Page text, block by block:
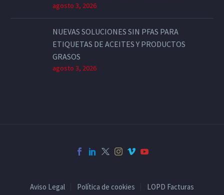
agosto 3, 2026
NUEVAS SOLUCIONES SIN PFAS PARA
ETIQUETAS DE ACEITES Y PRODUCTOS
GRASOS
agosto 3, 2026
Aviso Legal Política de cookies
LOPD Facturas